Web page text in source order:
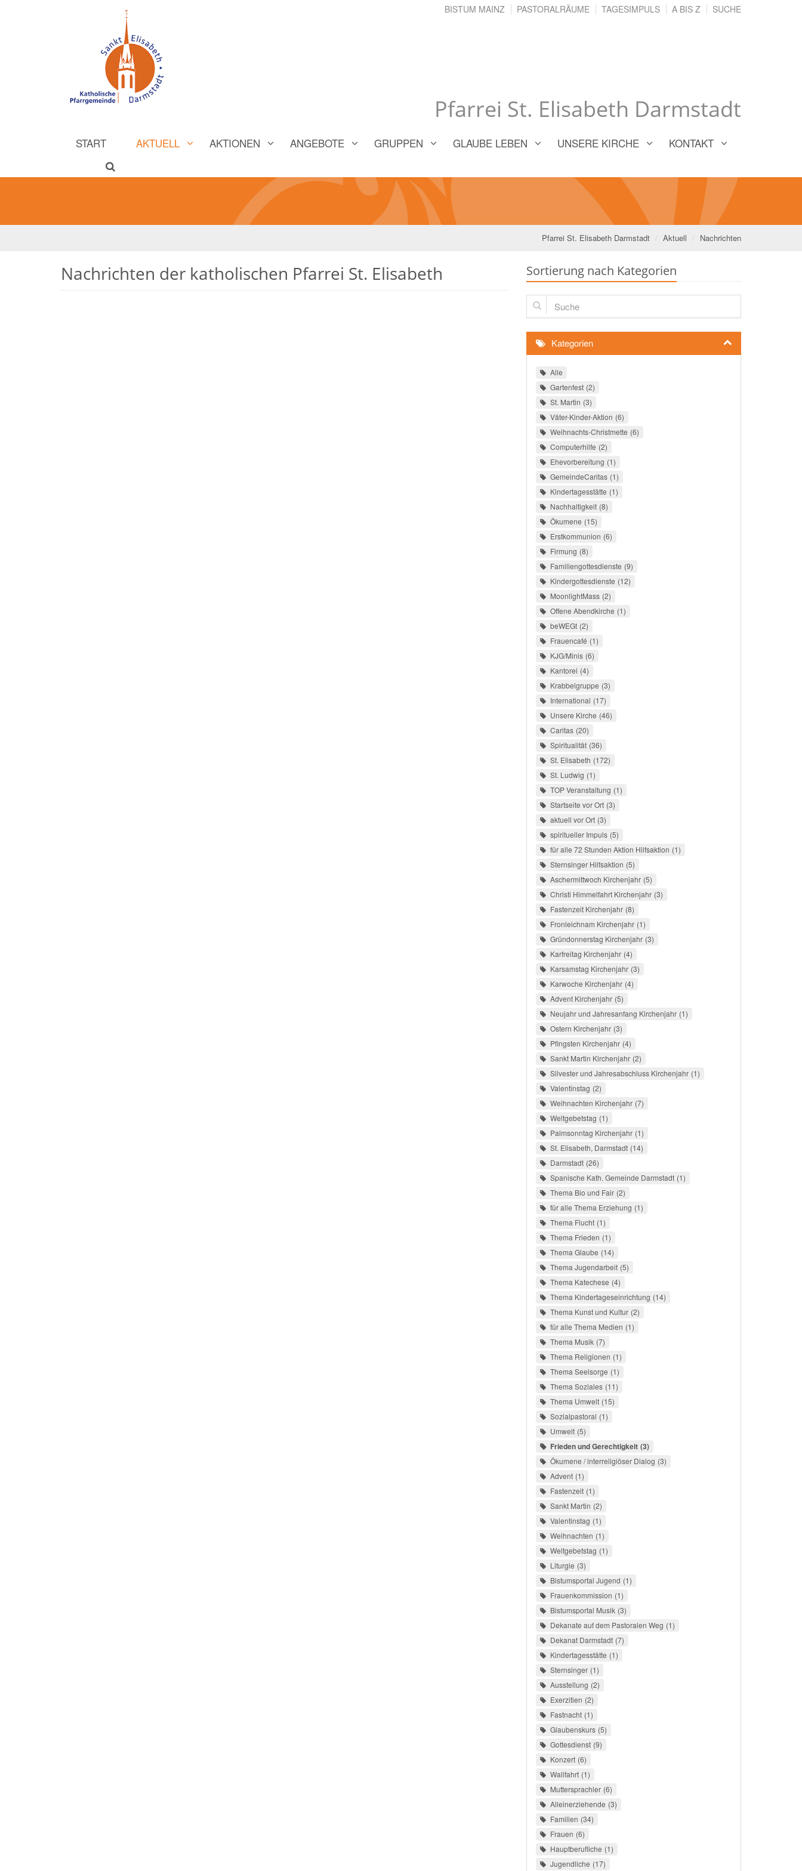
Pfarrei St. Elisabeth Darmstadt
BISTUM MAINZ PASTORALRÄUME TAGESIMPULS A BIS Z SUCHE
START AKTUELL AKTIONEN ANGEBOTE GRUPPEN GLAUBE LEBEN UNSERE KIRCHE KONTAKT
Pfarrei St. Elisabeth Darmstadt Aktuell Nachrichten
Nachrichten der katholischen Pfarrei St. Elisabeth Sortierung nach Kategorien
Suche
Kategorien
Alle
Gartenfest 2
St. Martin 3
Väter-Kinder-Aktion 6
Weihnachts-Christmette 6
Computerhilfe 2
Ehevorbereitung 1
GemeindeCaritas 1
Kindertagesstätte 1
Nachhaltigkeit 8
Ökumene 15
Erstkommunion 6
Firmung 8
Familiengottesdienste 9
Kindergottesdienste 12
MoonlightMass 2
Offene Abendkirche 1
beWEGt 2
Frauencafé 1
KJG/Minis 6
Kantorei 4
Krabbelgruppe 3
International 17
Unsere Kirche 46
Caritas 20
Spiritualität 36
St. Elisabeth 172
St. Ludwig 1
TOP Veranstaltung 1
Startseite vor Ort 3
aktuell vor Ort 3
spiritueller Impuls 5
für alle 72 Stunden Aktion Hilfsaktion 1
Sternsinger Hilfsaktion 5
Aschermittwoch Kirchenjahr 5
Christi Himmelfahrt Kirchenjahr 3
Fastenzeit Kirchenjahr 8
Fronleichnam Kirchenjahr 1
Gründonnerstag Kirchenjahr 3
Karfreitag Kirchenjahr 4
Karsamstag Kirchenjahr 3
Karwoche Kirchenjahr 4
Advent Kirchenjahr 5
Neujahr und Jahresanfang Kirchenjahr 1
Ostern Kirchenjahr 3
Pfingsten Kirchenjahr 4
Sankt Martin Kirchenjahr 2
Silvester und Jahresabschluss Kirchenjahr 1
Valentinstag 2
Weihnachten Kirchenjahr 7
Weltgebetstag 1
Palmsonntag Kirchenjahr 1
St. Elisabeth, Darmstadt 14
Darmstadt 26
Spanische Kath. Gemeinde Darmstadt 1
Thema Bio und Fair 2
für alle Thema Erziehung 1
Thema Flucht 1
Thema Frieden 1
Thema Glaube 14
Thema Jugendarbeit 5
Thema Katechese 4
Thema Kindertageseinrichtung 14
Thema Kunst und Kultur 2
für alle Thema Medien 1
Thema Musik 7
Thema Religionen 1
Thema Seelsorge 1
Thema Soziales 11
Thema Umwelt 15
Sozialpastoral 1
Umwelt 5
Frieden und Gerechtigkeit 3
Ökumene / interreligiöser Dialog 3
Advent 1
Fastenzeit 1
Sankt Martin 2
Valentinstag 1
Weihnachten 1
Weltgebetstag 1
Liturgie 3
Bistumsportal Jugend 1
Frauenkommission 1
Bistumsportal Musik 3
Dekanate auf dem Pastoralen Weg 1
Dekanat Darmstadt 7
Kindertagesstätte 1
Sternsinger 1
Ausstellung 2
Exerzitien 2
Fastnacht 1
Glaubenskurs 5
Gottesdienst 9
Konzert 6
Wallfahrt 1
Muttersprachler 6
Alleinerziehende 3
Familien 34
Frauen 6
Hauptberufliche 1
Jugendliche 17